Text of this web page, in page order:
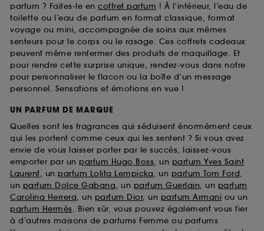
parfum ? Faites-le en coffret parfum ! À l’intérieur, l’eau de
toilette ou l’eau de parfum en format classique, format
voyage ou mini, accompagnée de soins aux mêmes
senteurs pour le corps ou le rasage. Ces coffrets cadeaux
peuvent même renfermer des produits de maquillage. Et
pour rendre cette surprise unique, rendez-vous dans notre
pour personnaliser le flacon ou la boîte d’un message
personnel. Sensations et émotions en vue !
UN PARFUM DE MARQUE
Quelles sont les fragrances qui séduisent énormément ceux
qui les portent comme ceux qui les sentent ? Si vous avez
envie de vous laisser porter par le succès, laissez-vous
emporter par un parfum Hugo Boss, un parfum Yves Saint
Laurent, un parfum Lolita Lempicka, un parfum Tom Ford,
un parfum Dolce Gabana, un parfum Guerlain, un parfum
Carolina Herrera, un parfum Dior, un parfum Armani ou un
parfum Hermès. Bien sûr, vous pouvez également vous fier
à d’autres maisons de parfums Femme ou parfums